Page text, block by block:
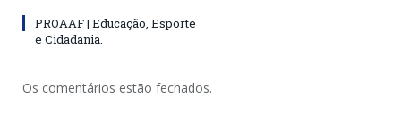
PROAAF | Educação, Esporte
e Cidadania.
Os comentários estão fechados.